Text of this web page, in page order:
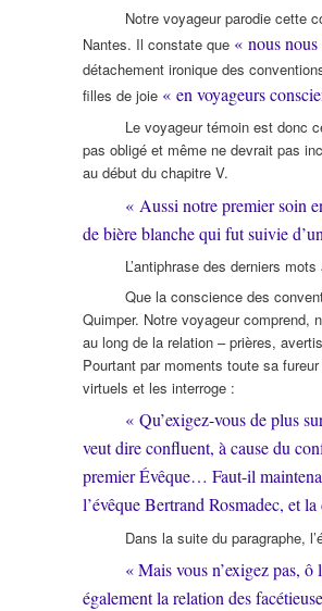
Notre voyageur parodie cette
Nantes. Il constate que « nous
détachement ironique des
filles de joie « en voyageurs
Le voyageur témoin est donc
pas obligé et même ne devrait pas
au début du chapitre V.
« Aussi notre premier soin
de bière blanche qui fut suivie
L’antiphrase des derniers
Que la conscience des
Quimper. Notre voyageur comprend,
au long de la relation – prières,
Pourtant par moments toute sa
virtuels et les interroge :
« Qu’exigez-vous de plus
veut dire confluent, à cause du
premier Évêque… Faut-il
l’évêque Bertrand Rosmadec, et
Dans la suite du paragraphe,
« Mais vous n’exigez pas,
également la relation des